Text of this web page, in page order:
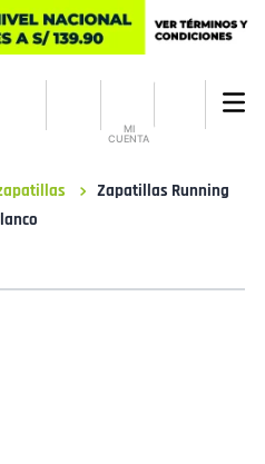
MI
CUENTA
Zapatillas Running